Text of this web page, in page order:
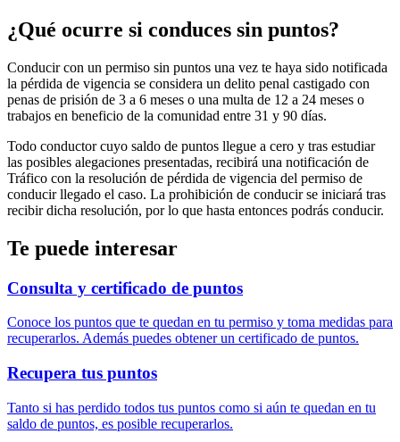
¿Qué ocurre si conduces sin puntos?
Conducir con un permiso sin puntos una vez te haya sido notificada
la pérdida de vigencia se considera un delito penal castigado con
penas de prisión de 3 a 6 meses o una multa de 12 a 24 meses o
trabajos en beneficio de la comunidad entre 31 y 90 días.
Todo conductor cuyo saldo de puntos llegue a cero y tras estudiar
las posibles alegaciones presentadas, recibirá una notificación de
Tráfico con la resolución de pérdida de vigencia del permiso de
conducir llegado el caso. La prohibición de conducir se iniciará tras
recibir dicha resolución, por lo que hasta entonces podrás conducir.
Te puede interesar
Consulta y certificado de puntos
Conoce los puntos que te quedan en tu permiso y toma medidas para
recuperarlos. Además puedes obtener un certificado de puntos.
Recupera tus puntos
Tanto si has perdido todos tus puntos como si aún te quedan en tu
saldo de puntos, es posible recuperarlos.